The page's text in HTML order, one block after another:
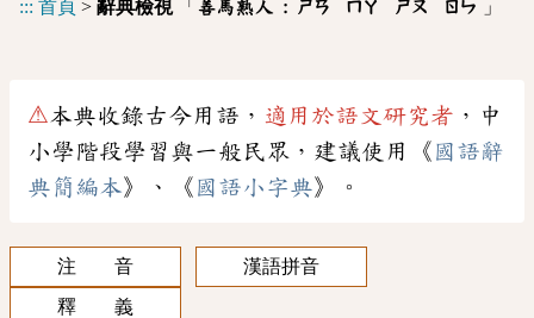
::: 首頁 > 辭典檢視「 善馬熟人 : ㄕㄢ ㄇㄚ ㄕㄡ ㄖㄣ 」
⚠本典收錄古今用語， 適用於語文研究者 ，中
小學階段學習與一般民眾，建議使用《 國語辭
典簡編本》、《 國語小字典》。
注 音
漢語拼音
釋 義